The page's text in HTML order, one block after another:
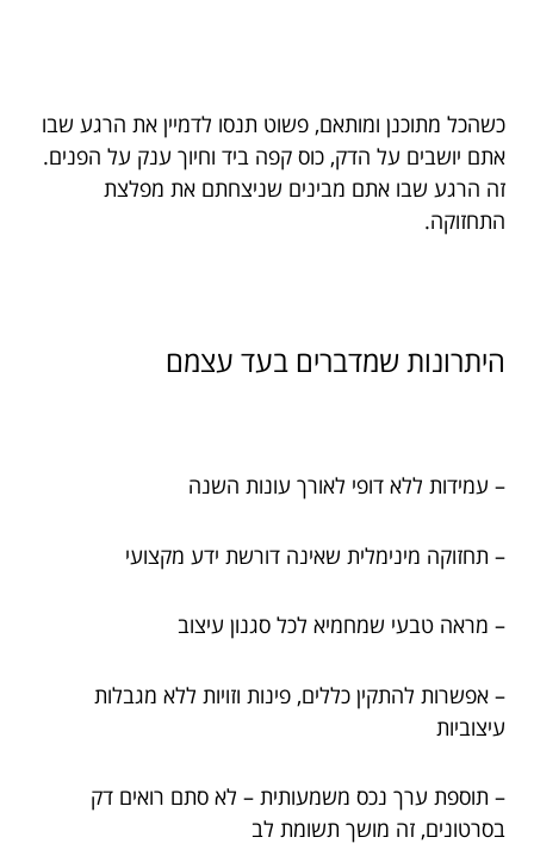
כשהכל מתוכנן ומותאם, פשוט תנסו לדמיין את הרגע שבו
אתם יושבים על הדק, כוס קפה ביד וחיוך ענק על הפנים.
זה הרגע שבו אתם מבינים שניצחתם את מפלצת
התחזוקה.
היתרונות שמדברים בעד עצמם
– עמידות ללא דופי לאורך עונות השנה
– תחזוקה מינימלית שאינה דורשת ידע מקצועי
– מראה טבעי שמחמיא לכל סגנון עיצוב
– אפשרות להתקין כללים, פינות וזויות ללא מגבלות
עיצוביות
– תוספת ערך נכס משמעותית – לא סתם רואים דק
בסרטונים, זה מושך תשומת לב